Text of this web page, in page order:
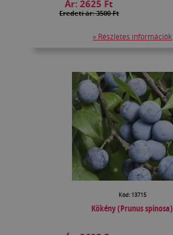
Ár:2625 Ft
Eredeti ár: 3500 Ft
» Részletes információk
Kód: 13715
Kökény (Prunus spinosa)